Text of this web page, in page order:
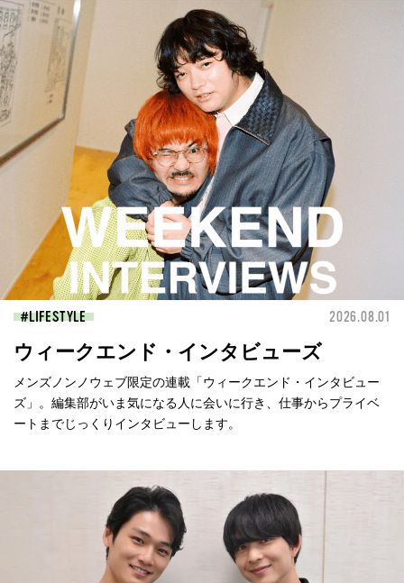
LIFESTYLE 2026.08.01
ウィークエンド・インタビューズ
メンズノンノウェブ限定の連載「ウィークエンド・インタビュー
ズ」。編集部がいま気になる人に会いに行き、仕事からプライベ
ートまでじっくりインタビューします。